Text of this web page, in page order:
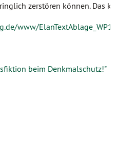
zerstören können. Das
www/
beim Denkmalschutz!"